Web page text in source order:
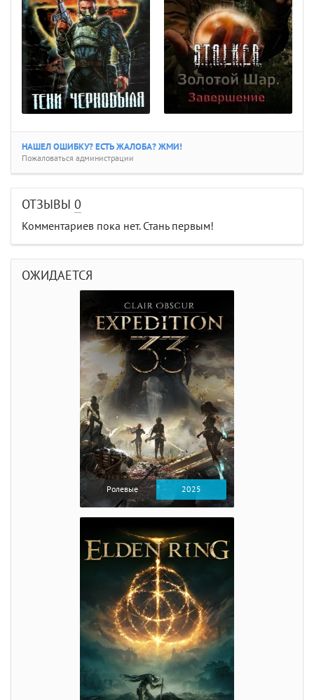
НАШЕЛ ОШИБКУ? ЕСТЬ ЖАЛОБА? ЖМИ!
Пожаловаться администрации
ОТЗЫВЫ 0
Комментариев пока нет. Стань первым!
ОЖИДАЕТСЯ
Ролевые 2025